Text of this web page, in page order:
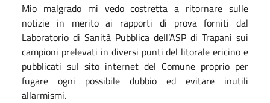
Mio malgrado mi vedo costretta a ritornare sulle
notizie in merito ai rapporti di prova forniti dal
Laboratorio di Sanità Pubblica dell’ASP di Trapani sui
campioni prelevati in diversi punti del litorale ericino e
pubblicati sul sito internet del Comune proprio per
fugare ogni possibile dubbio ed evitare inutili
allarmismi.